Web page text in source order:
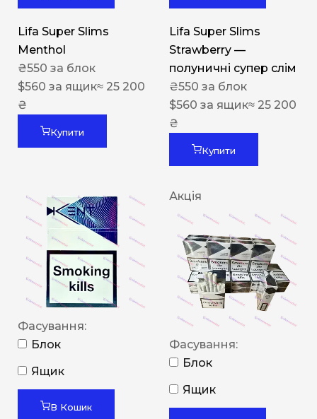
Lifa Super Slims
Menthol
₴550 за блок
$560 за ящик≈ 25 200
₴
Купити
Lifa Super Slims
Strawberry —
полуничні супер слім
₴550 за блок
$560 за ящик≈ 25 200
₴
Купити
Фасування:
Блок
Ящик
В Кошик
Акція
Фасування:
Блок
Ящик